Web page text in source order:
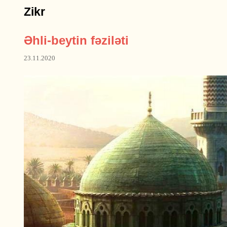
Zikr
Əhli-beytin fəziləti
23.11.2020